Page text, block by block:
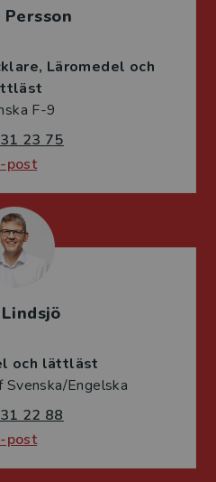
Läromedel och
F-9
23 75
post
och lättläst
Svenska/Engelska
22 88
post